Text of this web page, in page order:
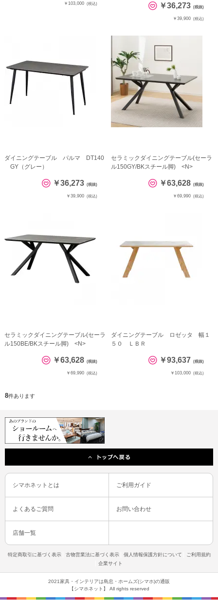
￥103,000 (税込) ￥36,273 (税抜)
￥39,900 (税込)
ダイニングテーブル パルマ DT140
GY（グレー）
￥36,273 (税抜)
￥39,900 (税込)
セラミックダイニングテーブル(セーラ
ル150GY/BKスチール脚) <N>
￥63,628 (税抜)
￥69,990 (税込)
セラミックダイニングテーブル(セーラ
ル150BE/BKスチール脚) <N>
￥63,628 (税抜)
￥69,990 (税込)
ダイニングテーブル ロゼッタ 幅１
５０ ＬＢＲ
￥93,637 (税抜)
￥103,000 (税込)
8件あります
シマホネットとは ご利用ガイド
よくあるご質問 お問い合わせ
店舗一覧
特定商取引に基づく表示 古物営業法に基づく表示 個人情報保護方針について
ご利用規約
企業サイト
2021家具・インテリアは島忠・ホームズ(シマホ)の通販
【シマホネット】 All rights reserved